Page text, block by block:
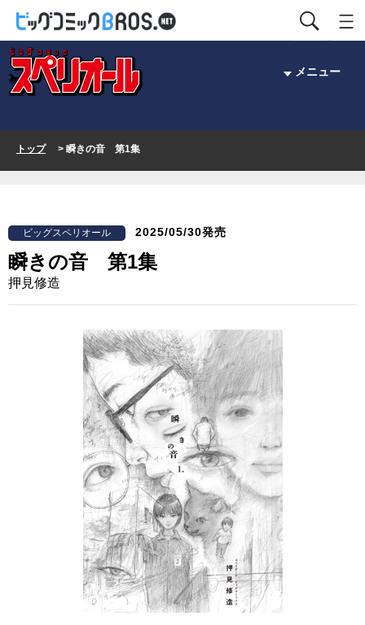
メニュー
トップ> 瞬きの音 第1集
ビッグスペリオール 2025/05/30発売
瞬きの音 第1集
押見修造